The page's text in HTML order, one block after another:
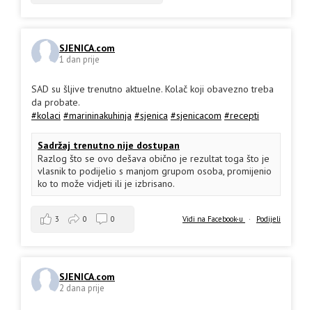
SJENICA.com
1 dan prije
SAD su šljive trenutno aktuelne. Kolač koji obavezno treba
da probate.
#kolaci #marininakuhinja #sjenica #sjenicacom #recepti
Sadržaj trenutno nije dostupan
Razlog što se ovo dešava obično je rezultat toga što je
vlasnik to podijelio s manjom grupom osoba, promijenio
ko to može vidjeti ili je izbrisano.
Vidi na Facebook-u · Podijeli
3 0 0
SJENICA.com
2 dana prije